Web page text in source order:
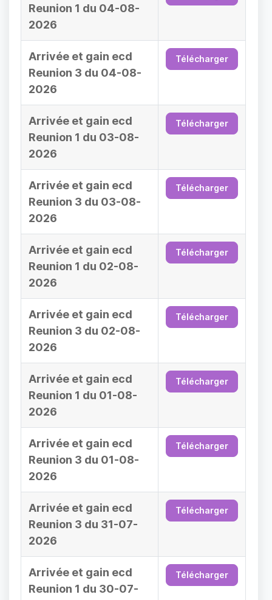
Reunion 1 du 04-08-
2026
Arrivée et gain ecd
Reunion 3 du 04-08-
2026
Télécharger
Arrivée et gain ecd
Reunion 1 du 03-08-
2026
Télécharger
Arrivée et gain ecd
Reunion 3 du 03-08-
2026
Télécharger
Arrivée et gain ecd
Reunion 1 du 02-08-
2026
Télécharger
Arrivée et gain ecd
Reunion 3 du 02-08-
2026
Télécharger
Arrivée et gain ecd
Reunion 1 du 01-08-
2026
Télécharger
Arrivée et gain ecd
Reunion 3 du 01-08-
2026
Télécharger
Arrivée et gain ecd
Reunion 3 du 31-07-
2026
Télécharger
Arrivée et gain ecd
Reunion 1 du 30-07-
Télécharger